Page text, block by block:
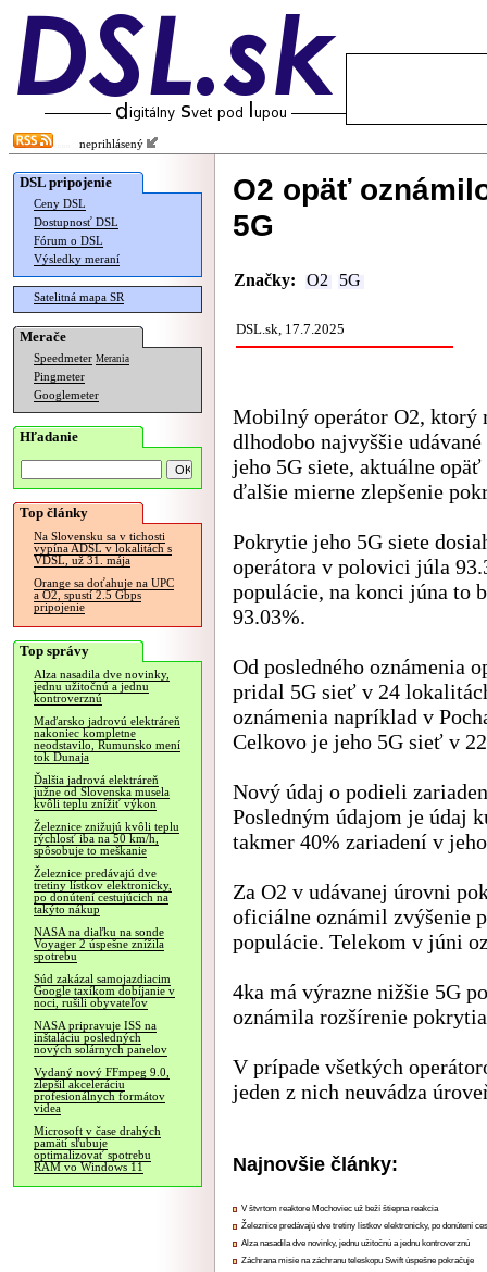
neprihlásený
DSL pripojenie
Ceny DSL
Dostupnosť DSL
Fórum o DSL
Výsledky meraní
Satelitná mapa SR
Merače
Speedmeter Merania
Pingmeter
Googlemeter
Hľadanie
Top články
Na Slovensku sa v tichosti
vypína ADSL v lokalitách s
VDSL, už 31. mája
Orange sa doťahuje na UPC
a O2, spustí 2.5 Gbps
pripojenie
Top správy
Alza nasadila dve novinky,
jednu užitočnú a jednu
kontroverznú
Maďarsko jadrovú elektráreň
nakoniec kompletne
neodstavilo, Rumunsko mení
tok Dunaja
Ďalšia jadrová elektráreň
južne od Slovenska musela
kvôli teplu znížiť výkon
Železnice znižujú kvôli teplu
rýchlosť iba na 50 km/h,
spôsobuje to meškanie
Železnice predávajú dve
tretiny lístkov elektronicky,
po donútení cestujúcich na
takýto nákup
NASA na diaľku na sonde
Voyager 2 úspešne znížila
spotrebu
Súd zakázal samojazdiacim
Google taxíkom dobíjanie v
noci, rušili obyvateľov
NASA pripravuje ISS na
inštaláciu posledných
nových solárnych panelov
Vydaný nový FFmpeg 9.0,
zlepšil akceleráciu
profesionálnych formátov
videa
Microsoft v čase drahých
pamätí sľubuje
optimalizovať spotrebu
RAM vo Windows 11
O2 opäť
5G
Značky: O2 5G
DSL.sk, 17.7.2025
Mobilný operátor O2, ktorý
dlhodobo najvyššie
jeho 5G siete, aktuálne opäť
ďalšie mierne zlepšenie
Pokrytie jeho 5G siete
operátora v polovici júla
populácie, na konci júna to
93.03%.
Od posledného oznámenia
pridal 5G sieť v 24
oznámenia napríklad v
Celkovo je jeho 5G sieť v
Nový údaj o podieli
Posledným údajom je údaj
takmer 40% zariadení v
Za O2 v udávanej úrovni
oficiálne oznámil zvýšenie
populácie. Telekom v júni
4ka má výrazne nižšie 5G
oznámila rozšírenie
V prípade všetkých
jeden z nich neuvádza
Najnovšie články:
V štvrtom reaktore Mochoviec už beží štiepna reakcia
Železnice predávajú dve tretiny lístkov elektronicky, po donútení
Alza nasadila dve novinky, jednu užitočnú a jednu kontroverznú
Záchrana misie na záchranu teleskopu Swift úspešne pokračuje